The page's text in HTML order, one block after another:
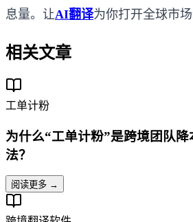
息量。让AI翻译为你打开全球市场
相关文章
工单计粉
为什么“工单计粉”是跨境团队
法？
阅读更多 →